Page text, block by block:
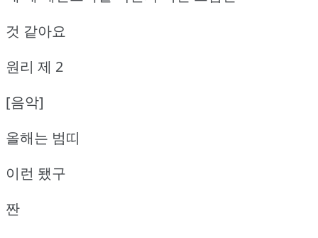
것 같아요
원리 제 2
[음악]
올해는 범띠
이런 됐구
짠